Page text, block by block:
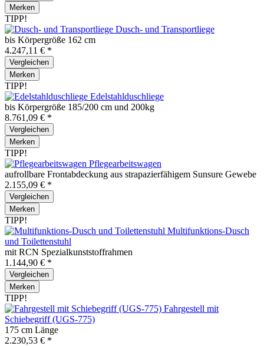
Merken
TIPP!
Dusch- und Transportliege
bis Körpergröße 162 cm
4.247,11 € *
Vergleichen
Merken
TIPP!
Edelstahlduschliege
bis Körpergröße 185/200 cm und 200kg
8.761,09 € *
Vergleichen
Merken
TIPP!
Pflegearbeitswagen
aufrollbare Frontabdeckung aus strapazierfähigem Sunsure Gewebe
2.155,09 € *
Vergleichen
Merken
TIPP!
Multifunktions-Dusch
und Toilettenstuhl
mit RCN Spezialkunststoffrahmen
1.144,90 € *
Vergleichen
Merken
TIPP!
Fahrgestell mit
Schiebegriff (UGS-775)
175 cm Länge
2.230,53 € *